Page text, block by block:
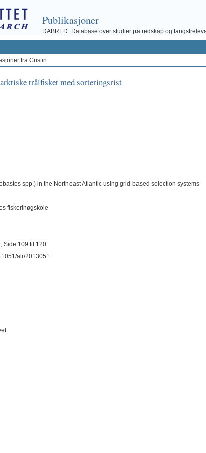
Publikasjoner
DABRED: Database over studier på redskap og
fra Cristin
trålfisket med sorteringsrist
spp.) in the Northeast Atlantic using grid-based selection systems
fiskerihøgskole
Side 109 til 120
alr/2013051